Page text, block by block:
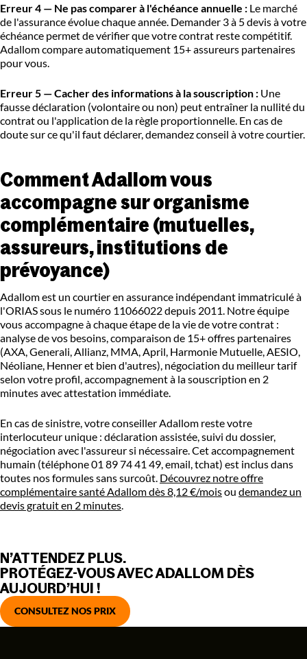
Erreur 4 — Ne pas comparer à l'échéance annuelle : Le marché
de l'assurance évolue chaque année. Demander 3 à 5 devis à votre
échéance permet de vérifier que votre contrat reste compétitif.
Adallom compare automatiquement 15+ assureurs partenaires
pour vous.
Erreur 5 — Cacher des informations à la souscription : Une
fausse déclaration (volontaire ou non) peut entraîner la nullité du
contrat ou l'application de la règle proportionnelle. En cas de
doute sur ce qu'il faut déclarer, demandez conseil à votre courtier.
Comment Adallom vous
accompagne sur organisme
complémentaire (mutuelles,
assureurs, institutions de
prévoyance)
Adallom est un courtier en assurance indépendant immatriculé à
l'ORIAS sous le numéro 11066022 depuis 2011. Notre équipe
vous accompagne à chaque étape de la vie de votre contrat :
analyse de vos besoins, comparaison de 15+ offres partenaires
(AXA, Generali, Allianz, MMA, April, Harmonie Mutuelle, AESIO,
Néoliane, Henner et bien d'autres), négociation du meilleur tarif
selon votre profil, accompagnement à la souscription en 2
minutes avec attestation immédiate.
En cas de sinistre, votre conseiller Adallom reste votre
interlocuteur unique : déclaration assistée, suivi du dossier,
négociation avec l'assureur si nécessaire. Cet accompagnement
humain (téléphone 01 89 74 41 49, email, tchat) est inclus dans
toutes nos formules sans surcoût. Découvrez notre offre
complémentaire santé Adallom dès 8,12 €/moisou demandez un
devis gratuit en 2 minutes.
N’ATTENDEZ PLUS.
PROTÉGEZ-VOUS AVEC ADALLOM DÈS
AUJOURD’HUI !
CONSULTEZ NOS PRIX